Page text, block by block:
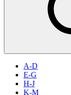
Aktiviteter
Inspirasjon
A-D
E-G
H-J
K-M